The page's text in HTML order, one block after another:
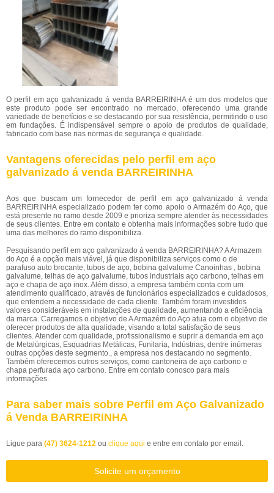
O perfil em aço galvanizado á venda BARREIRINHA é um dos modelos que
este produto pode ser encontrado no mercado, oferecendo uma grande
variedade de benefícios e se destacando por sua resistência, permitindo o uso
em fundações. É indispensável sempre o apoio de produtos de qualidade,
fabricado com base nas normas de segurança e qualidade.
Vantagens oferecidas pelo perfil em aço
galvanizado á venda BARREIRINHA
Aos que buscam um fornecedor de perfil em aço galvanizado á venda
BARREIRINHA especializado podem ter como apoio o Armazém do Aço, que
está presente no ramo desde 2009 e prioriza sempre atender às necessidades
de seus clientes. Entre em contato e obtenha mais informações sobre tudo que
uma das melhores do ramo disponibiliza.
Pesquisando perfil em aço galvanizado á venda BARREIRINHA? A Armazem
do Aço é a opção mais viável, já que disponibiliza serviços como o de
parafuso auto brocante, tubos de aço, bobina galvalume Canoinhas , bobina
galvalume, telhas de aço galvalume, tubos industriais aço carbono, telhas em
aço e chapa de aço inox. Além disso, a empresa também conta com um
atendimento qualificado, através de funcionários especializados e cuidadosos,
que entendem a necessidade de cada cliente. Também foram investidos
valores consideráveis em instalações de qualidade, aumentando a eficiência
da marca. Carregamos o objetivo de A Armazém do Aço atua com o objetivo de
oferecer produtos de alta qualidade, visando a total satisfação de seus
clientes. Atender com qualidade, profissionalismo e suprir a demanda em aço
de Metalúrgicas, Esquadrias Metálicas, Funilaria, Indústrias, dentre inúmeras
outras opções deste segmento., a empresa nos destacando no segmento.
Também oferecemos outros serviços, como cantoneira de aço carbono e
chapa perfurada aço carbono. Entre em contato conosco para mais
informações.
Para saber mais sobre Perfil em Aço Galvanizado
á Venda BARREIRINHA
Ligue para (47) 3624-1212 ou clique aqui e entre em contato por email.
Solicite um orçamento